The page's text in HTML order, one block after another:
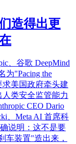
造得出更
、谷歌 DeepMind
为"Pacing the
美国政府牵头建
类安全监管能力
CEO Dario
、Meta AI 首席科
说明：这不是要
车装置"造出来，